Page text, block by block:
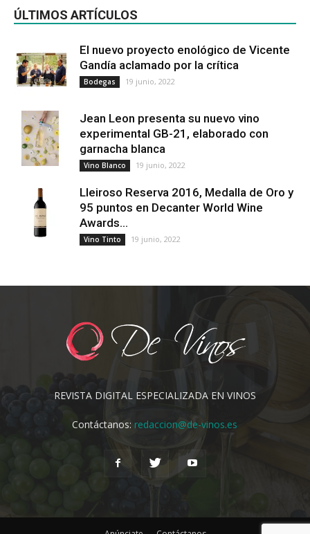
ÚLTIMOS ARTÍCULOS
El nuevo proyecto enológico de Vicente
Gandía aclamado por la crítica
Bodegas 19 junio, 2022
Jean Leon presenta su nuevo vino
experimental GB-21, elaborado con
garnacha blanca
Vino Blanco 19 junio, 2022
Lleiroso Reserva 2016, Medalla de Oro y
95 puntos en Decanter World Wine
Awards...
Vino Tinto 19 junio, 2022
REVISTA DIGITAL ESPECIALIZADA EN VINOS
Contáctanos:redaccion@de-vinos.es